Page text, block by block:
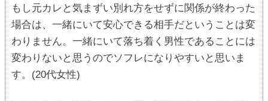
もし元カレと気まずい別れ方をせずに関係が終わった
場合は、一緒にいて安心できる相手だということは変
わりません。一緒にいて落ち着く男性であることには
変わりないと思うのでソフレになりやすいと思いま
す。(20代女性)